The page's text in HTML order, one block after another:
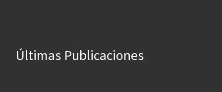
Últimas Publicaciones